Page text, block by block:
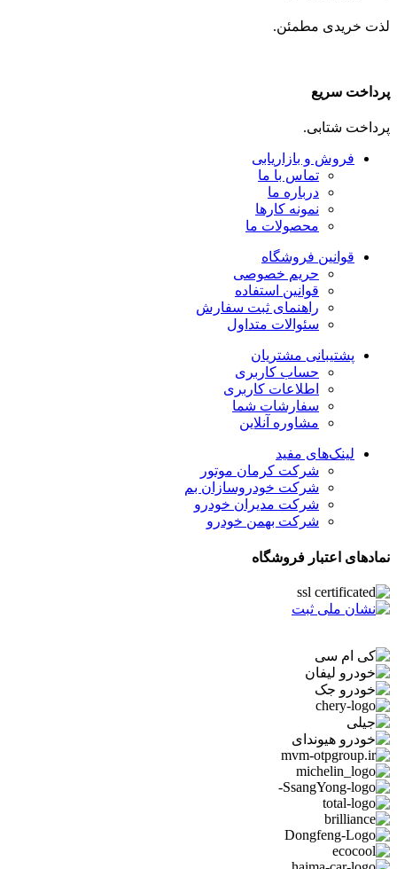
لذت خریدی مطمئن.
پرداخت سریع
پرداخت شتابی.
فروش و بازاریابی
تماس با ما
درباره ما
نمونه کارها
محصولات ما
قوانین فروشگاه
حریم خصوصی
قوانین استفاده
راهنمای ثبت سفارش
سئوالات متداول
پشتیبانی مشتریان
حساب کاربری
اطلاعات کاربری
سفارشات شما
مشاوره آنلاین
لینک‌های مفید
شرکت کرمان موتور
شرکت خودروسازان بم
شرکت مدیران خودرو
شرکت بهمن خودرو
نمادهای اعتبار فروشگاه